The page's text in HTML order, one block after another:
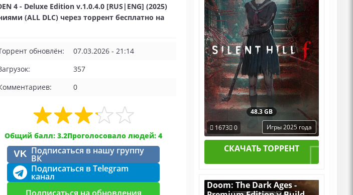
4 - Deluxe Edition v.1.0.4.0 [RUS|ENG] (2025)
(ALL DLC) через торрент бесплатно на
обновлён:
07.03.2026 - 21:14
357
0
Общий балл: 3.2Проголосовало людей: 4
VK Подписаться в нашу группу
ВК
Подписаться в Telegram
канал
DLC
48.3 GB
1673 0 Игры 2025 года
СКАЧАТЬ ТОРРЕНТ
Doom: The Dark Ages -